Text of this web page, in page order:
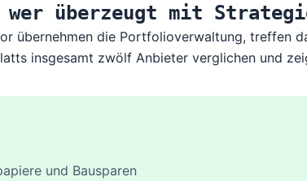
überzeugt mit
übernehmen die Portfolioverwaltung, treffen
insgesamt zwölf Anbieter verglichen und
und Bausparen